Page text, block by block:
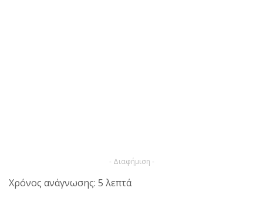
- Διαφήμιση -
Χρόνος ανάγνωσης: 5 λεπτά